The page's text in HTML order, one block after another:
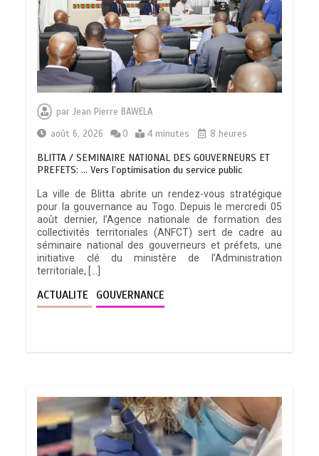
parJean Pierre BAWELA
août 6, 2026
0 4 minutes 8 heures
BLITTA / SEMINAIRE NATIONAL DES GOUVERNEURS ET
PREFETS: … Vers l’optimisation du service public
La ville de Blitta abrite un rendez-vous stratégique
pour la gouvernance au Togo. Depuis le mercredi 05
août dernier, l’Agence nationale de formation des
collectivités territoriales (ANFCT) sert de cadre au
séminaire national des gouverneurs et préfets, une
initiative clé du ministère de l’Administration
territoriale, […]
ACTUALITE GOUVERNANCE